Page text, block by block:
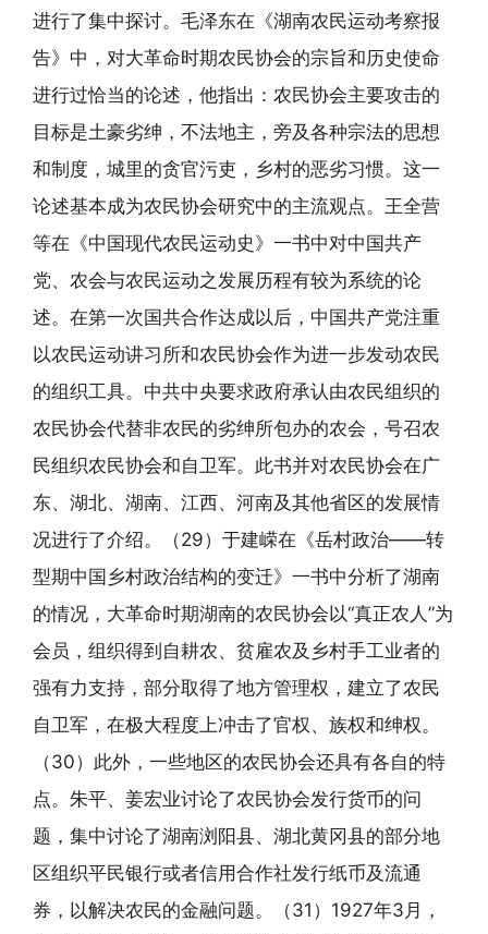
进行了集中探讨。毛泽东在《湖南农民运动考察报
告》中，对大革命时期农民协会的宗旨和历史使命
进行过恰当的论述，他指出：农民协会主要攻击的
目标是土豪劣绅，不法地主，旁及各种宗法的思想
和制度，城里的贪官污吏，乡村的恶劣习惯。这一
论述基本成为农民协会研究中的主流观点。王全营
等在《中国现代农民运动史》一书中对中国共产
党、农会与农民运动之发展历程有较为系统的论
述。在第一次国共合作达成以后，中国共产党注重
以农民运动讲习所和农民协会作为进一步发动农民
的组织工具。中共中央要求政府承认由农民组织的
农民协会代替非农民的劣绅所包办的农会，号召农
民组织农民协会和自卫军。此书并对农民协会在广
东、湖北、湖南、江西、河南及其他省区的发展情
况进行了介绍。（29）于建嵘在《岳村政治——转
型期中国乡村政治结构的变迁》一书中分析了湖南
的情况，大革命时期湖南的农民协会以“真正农人”为
会员，组织得到自耕农、贫雇农及乡村手工业者的
强有力支持，部分取得了地方管理权，建立了农民
自卫军，在极大程度上冲击了官权、族权和绅权。
（30）此外，一些地区的农民协会还具有各自的特
点。朱平、姜宏业讨论了农民协会发行货币的问
题，集中讨论了湖南浏阳县、湖北黄冈县的部分地
区组织平民银行或者信用合作社发行纸币及流通
券，以解决农民的金融问题。（31）1927年3月，